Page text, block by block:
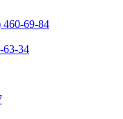
460-69-84
63-34